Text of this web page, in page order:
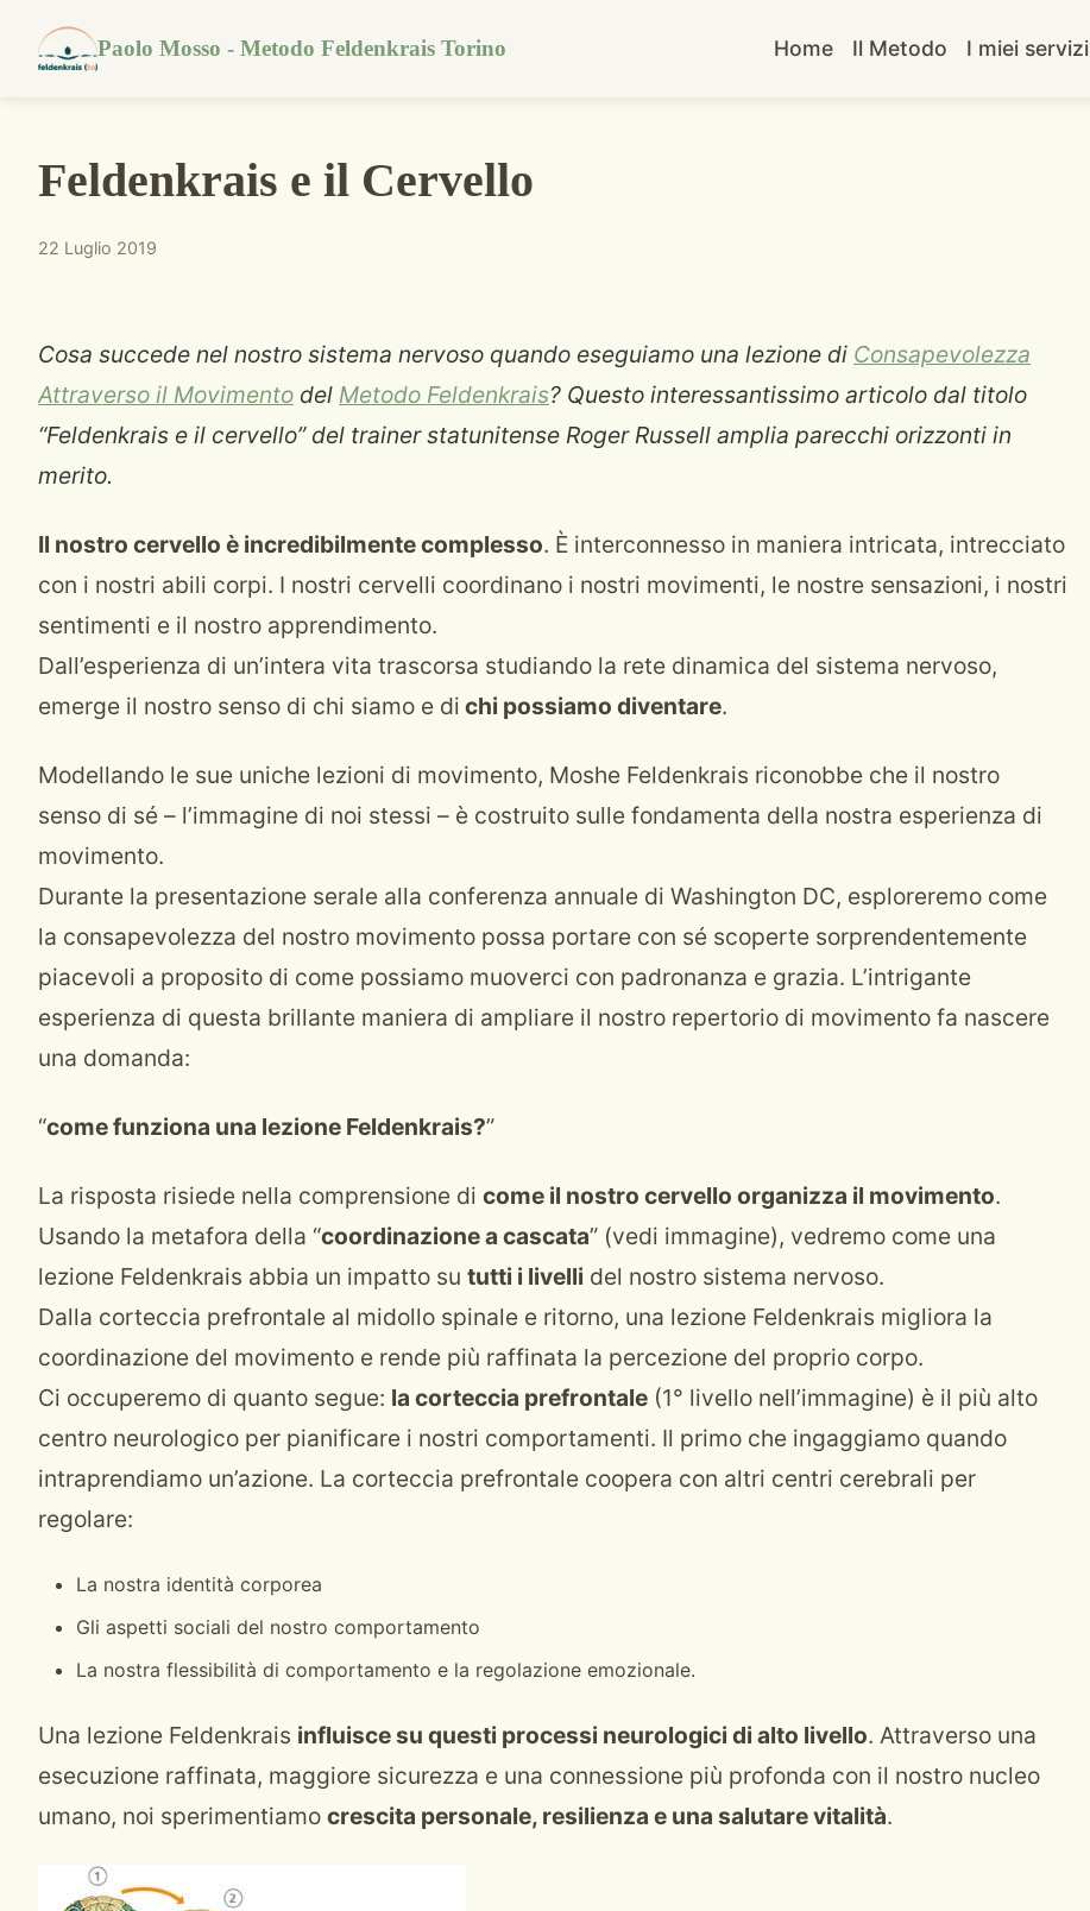
Paolo Mosso - Metodo Feldenkrais Torino Home Il Metodo I miei servizi
Feldenkrais e il Cervello
22 Luglio 2019
Cosa succede nel nostro sistema nervoso quando eseguiamo una lezione di Consapevolezza
Attraverso il Movimento del Metodo Feldenkrais? Questo interessantissimo articolo dal titolo
“Feldenkrais e il cervello” del trainer statunitense Roger Russell amplia parecchi orizzonti in
merito.
Il nostro cervello è incredibilmente complesso. È interconnesso in maniera intricata, intrecciato
con i nostri abili corpi. I nostri cervelli coordinano i nostri movimenti, le nostre sensazioni, i nostri
sentimenti e il nostro apprendimento.
Dall’esperienza di un’intera vita trascorsa studiando la rete dinamica del sistema nervoso,
emerge il nostro senso di chi siamo e di chi possiamo diventare.
Modellando le sue uniche lezioni di movimento, Moshe Feldenkrais riconobbe che il nostro
senso di sé – l’immagine di noi stessi – è costruito sulle fondamenta della nostra esperienza di
movimento.
Durante la presentazione serale alla conferenza annuale di Washington DC, esploreremo come
la consapevolezza del nostro movimento possa portare con sé scoperte sorprendentemente
piacevoli a proposito di come possiamo muoverci con padronanza e grazia. L’intrigante
esperienza di questa brillante maniera di ampliare il nostro repertorio di movimento fa nascere
una domanda:
“come funziona una lezione Feldenkrais?”
La risposta risiede nella comprensione di come il nostro cervello organizza il movimento.
Usando la metafora della “coordinazione a cascata” (vedi immagine), vedremo come una
lezione Feldenkrais abbia un impatto su tutti i livelli del nostro sistema nervoso.
Dalla corteccia prefrontale al midollo spinale e ritorno, una lezione Feldenkrais migliora la
coordinazione del movimento e rende più raffinata la percezione del proprio corpo.
Ci occuperemo di quanto segue: la corteccia prefrontale (1° livello nell’immagine) è il più alto
centro neurologico per pianificare i nostri comportamenti. Il primo che ingaggiamo quando
intraprendiamo un’azione. La corteccia prefrontale coopera con altri centri cerebrali per
regolare:
La nostra identità corporea
Gli aspetti sociali del nostro comportamento
La nostra flessibilità di comportamento e la regolazione emozionale.
Una lezione Feldenkrais influisce su questi processi neurologici di alto livello. Attraverso una
esecuzione raffinata, maggiore sicurezza e una connessione più profonda con il nostro nucleo
umano, noi sperimentiamo crescita personale, resilienza e una salutare vitalità.